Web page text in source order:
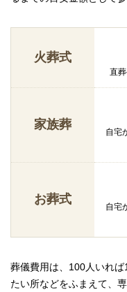
火葬式
直
家族葬
自宅
お葬式
自宅
葬儀費用は、100人いれ
たい所などをふまえて、